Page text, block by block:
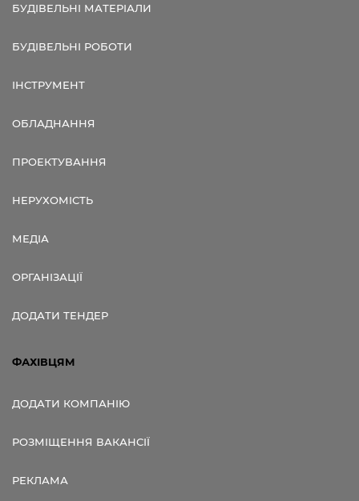
БУДІВЕЛЬНІ МАТЕРІАЛИ
БУДІВЕЛЬНІ РОБОТИ
ІНСТРУМЕНТ
ОБЛАДНАННЯ
ПРОЕКТУВАННЯ
НЕРУХОМІСТЬ
МЕДІА
ОРГАНІЗАЦІЇ
ДОДАТИ ТЕНДЕР
ФАХІВЦЯМ
ДОДАТИ КОМПАНІЮ
РОЗМІЩЕННЯ ВАКАНСІЇ
РЕКЛАМА